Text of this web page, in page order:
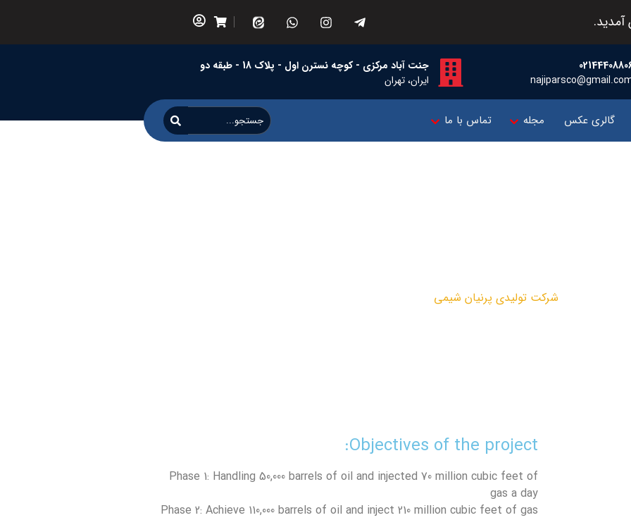
جنت آباد مرکزی - کوچه نسترن اول - پلاک 18 - طبقه دو
ایران، تهران
گالری عکس مجله تماس با ما
شرکت تولیدی پرنیان شیمی
Objectives of the project:
Phase 1: Handling 50,000 barrels of oil and injected 70 million cubic feet of
gas a day
Phase 2: Achieve 110,000 barrels of oil and inject 210 million cubic feet of gas